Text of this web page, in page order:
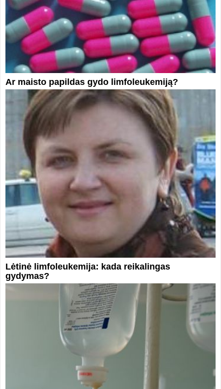
Ar maisto papildas gydo limfoleukemiją?
Lėtinė limfoleukemija: kada reikalingas
gydymas?